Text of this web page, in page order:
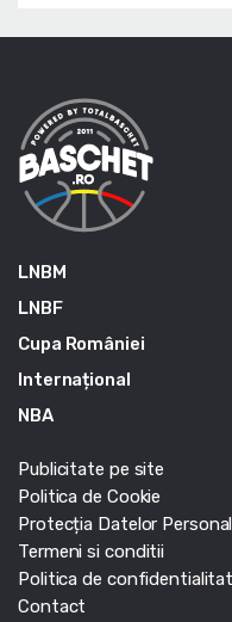
LNBM
LNBF
Cupa României
Internațional
NBA
Publicitate pe site
Politica de Cookie
Protecția Datelor
Termeni si conditii
Politica de
Contact